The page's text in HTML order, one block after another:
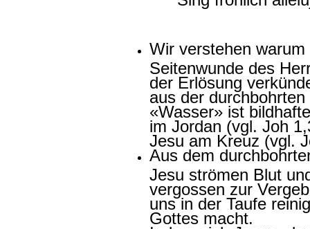
Wir verstehen
Seitenwunde des
der Erlösung
aus der
«Wasser» ist
im Jordan (vgl. Joh
Jesu am Kreuz (vgl.
Aus dem
Jesu strömen Blut
vergossen zur
uns in der Taufe
Gottes macht.